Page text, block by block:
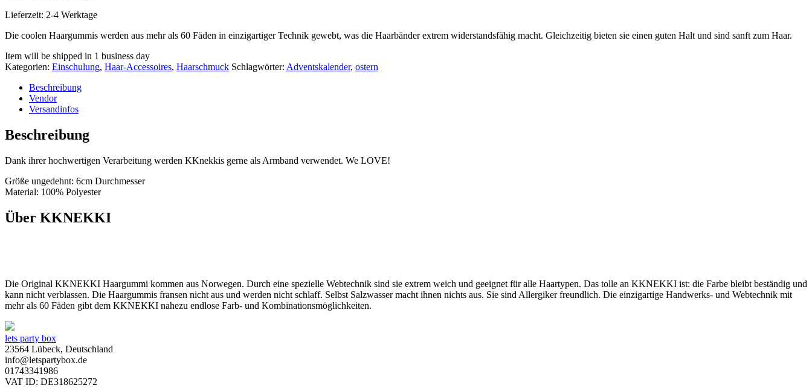
Lieferzeit: 2-4 Werktage
Die coolen Haargummis werden aus mehr als 60 Fäden in einzigartiger Technik gewebt, was die Haarbänder extrem widerstandsfähig macht. Gleichzeitig bieten sie einen guten Halt und sind sanft zum Haar.
Item will be shipped in 1 business day
Kategorien: Einschulung, Haar-Accessoires, Haarschmuck Schlagwörter: Adventskalender, ostern
Beschreibung
Vendor
Versandinfos
Beschreibung
Dank ihrer hochwertigen Verarbeitung werden KKnekkis gerne als Armband verwendet. We LOVE!
Größe ungedehnt: 6cm Durchmesser
Material: 100% Polyester
Über KKNEKKI
Die Original KKNEKKI Haargummi kommen aus Norwegen. Durch eine spezielle Webtechnik sind sie extrem weich und geeignet für alle Haartypen. Das tolle an KKNEKKI ist: die Farbe bleibt beständig und
kann nicht verblassen. Die Haargummis fransen nicht aus und werden nicht schlaff. Selbst Salzwasser macht ihnen nichts aus. Sie sind Allergiker freundlich. Die einzigartige Handwerks- und Webtechnik mit
mehr als 60 Fäden gibt dem KKNEKKI nahezu endlose Farb- und Kombinationsmöglichkeiten.
lets party box
23564 Lübeck, Deutschland
info@letspartybox.de
01743341986
VAT ID: DE318625272